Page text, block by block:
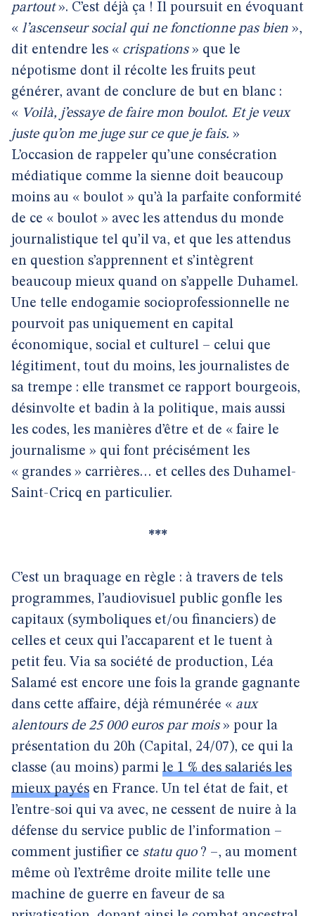
partout». C’est déjà ça ! Il poursuit en évoquant
« l’ascenseur social qui ne fonctionne pas bien »,
dit entendre les « crispations» que le
népotisme dont il récolte les fruits peut
générer, avant de conclure de but en blanc :
« Voilà, j’essaye de faire mon boulot. Et je veux
juste qu’on me juge sur ce que je fais. »
L’occasion de rappeler qu’une consécration
médiatique comme la sienne doit beaucoup
moins au « boulot » qu’à la parfaite conformité
de ce « boulot » avec les attendus du monde
journalistique tel qu’il va, et que les attendus
en question s’apprennent et s’intègrent
beaucoup mieux quand on s’appelle Duhamel.
Une telle endogamie socioprofessionnelle ne
pourvoit pas uniquement en capital
économique, social et culturel – celui que
légitiment, tout du moins, les journalistes de
sa trempe : elle transmet ce rapport bourgeois,
désinvolte et badin à la politique, mais aussi
les codes, les manières d’être et de « faire le
journalisme » qui font précisément les
« grandes » carrières… et celles des Duhamel-
Saint-Cricq en particulier.
***
C’est un braquage en règle : à travers de tels
programmes, l’audiovisuel public gonfle les
capitaux (symboliques et/ou financiers) de
celles et ceux qui l’accaparent et le tuent à
petit feu. Via sa société de production, Léa
Salamé est encore une fois la grande gagnante
dans cette affaire, déjà rémunérée « aux
alentours de 25 000 euros par mois» pour la
présentation du 20h (Capital, 24/07), ce qui la
classe (au moins) parmi le 1 % des salariés les
mieux payés en France. Un tel état de fait, et
l’entre-soi qui va avec, ne cessent de nuire à la
défense du service public de l’information –
comment justifier ce statu quo? –, au moment
même où l’extrême droite milite telle une
machine de guerre en faveur de sa